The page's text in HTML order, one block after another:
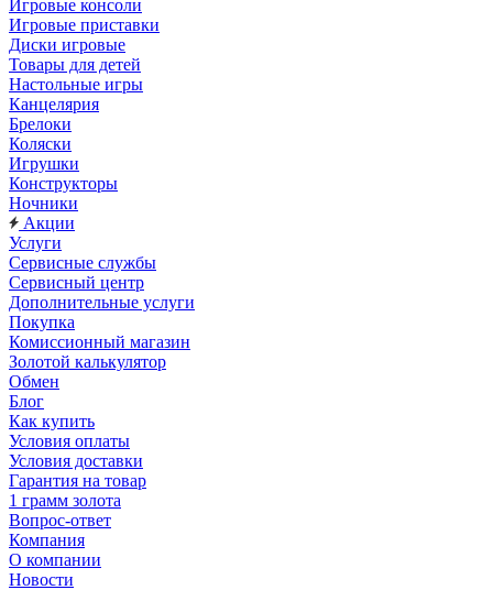
Игровые консоли
Игровые приставки
Диски игровые
Товары для детей
Настольные игры
Канцелярия
Брелоки
Коляски
Игрушки
Конструкторы
Ночники
Акции
Услуги
Сервисные службы
Сервисный центр
Дополнительные услуги
Покупка
Комиссионный магазин
Золотой калькулятор
Обмен
Блог
Как купить
Условия оплаты
Условия доставки
Гарантия на товар
1 грамм золота
Вопрос-ответ
Компания
О компании
Новости